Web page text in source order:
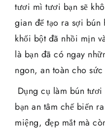
tươi mì tươi bạn sẽ
gian để tạo ra sợi
khối bột đã nhồi mịn
là bạn đã có ngay
ngon, an toàn cho
Dụng cụ làm bún
bạn an tâm chế biến
miệng, đẹp mắt mà